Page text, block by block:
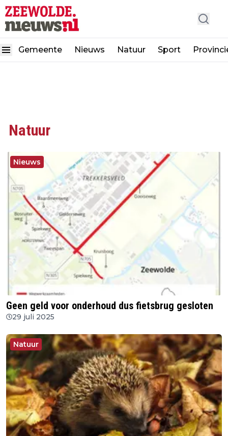
Gemeente Nieuws Natuur Sport
Natuur
Nieuws
Geen geld voor onderhoud dus fietsbrug gesloten
29 juli 2025
Natuur